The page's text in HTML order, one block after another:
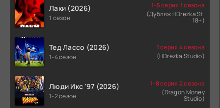
Лаки (2026)
1 сезон
1-5 серия 1 сезона
(Дубляж HDrezka St.
18+)
Тед Лассо (2026)
1-4 сезон
1 серия 4 сезона
(HDrezka Studio)
Люди Икс '97 (2026)
1-2 сезон
1-8 серия 2 сезона
(Dragon Money
Studio)